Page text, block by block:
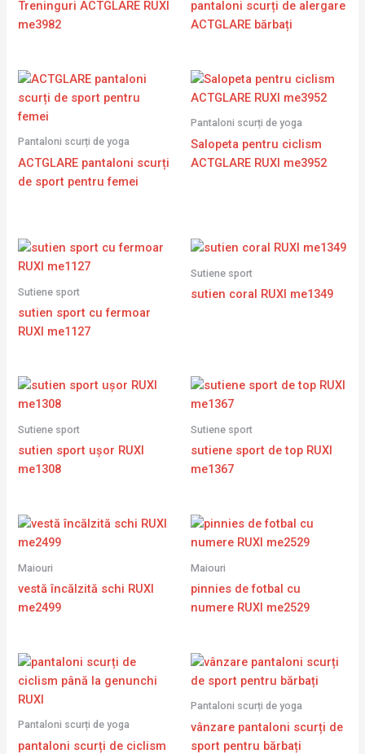
Treninguri ACTGLARE RUXI
me3982
pantaloni scurți de alergare
ACTGLARE bărbați
Pantaloni scurți de yoga
ACTGLARE pantaloni scurți
de sport pentru femei
Pantaloni scurți de yoga
Salopeta pentru ciclism
ACTGLARE RUXI me3952
Sutiene sport
sutien sport cu fermoar
RUXI me1127
Sutiene sport
sutien coral RUXI me1349
Sutiene sport
sutien sport ușor RUXI
me1308
Sutiene sport
sutiene sport de top RUXI
me1367
Maiouri
vestă încălzită schi RUXI
me2499
Maiouri
pinnies de fotbal cu
numere RUXI me2529
Pantaloni scurți de yoga
pantaloni scurți de ciclism
Pantaloni scurți de yoga
vânzare pantaloni scurți de
sport pentru bărbați